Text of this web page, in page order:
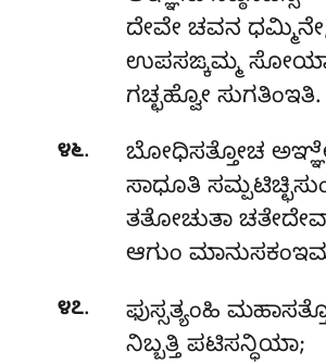
ದೇವೇ ಚವನ
ಉಪಸಙ್ಕಮ್ಮ
ಗಚ್ಛಹ್ವೋ ಸುಗತಿಂಇತಿ.
೪೬.
ಬೋಧಿಸತ್ತೋಚ
ಸಾಧೂತಿ
ತತೋಚುತಾ
ಆಗುಂ
೪೭. ಫುಸ್ಸತ್ಯಂಹಿ
ನಿಬ್ಬತ್ತಿ ಪಟಿಸನ್ಧಿಯಾ;